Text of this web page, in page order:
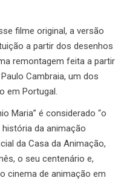
filme original, a versão
a partir dos desenhos
remontagem feita a partir
Cambraia, um dos
em Portugal.
Maria” é considerado “o
da animação
da Casa da Animação,
o seu centenário e,
cinema de animação em